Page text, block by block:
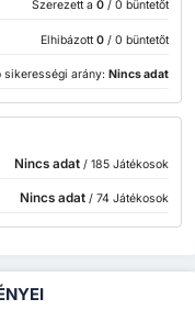
Szerezett a 0 / 0 büntetőt
Elhibázott 0 / 0 büntetőt
sikerességi arány: Nincs adat
Nincs adat/ 185 Játékosok
Nincs adat/ 74 Játékosok